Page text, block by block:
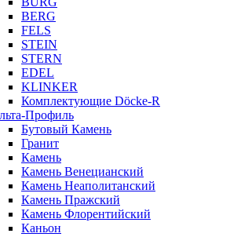
BERG
FELS
STEIN
STERN
EDEL
KLINKER
Комплектующие Döcke-R
Профиль
Бутовый Камень
Гранит
Камень
Камень Венецианский
Камень Неаполитанский
Камень Пражский
Камень Флорентийский
Каньон